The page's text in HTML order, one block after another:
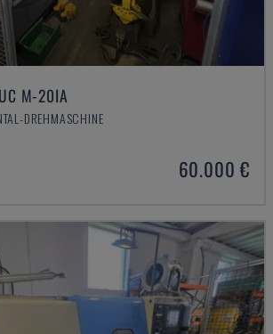
M-20IA
DREHMASCHINE
60.000 €